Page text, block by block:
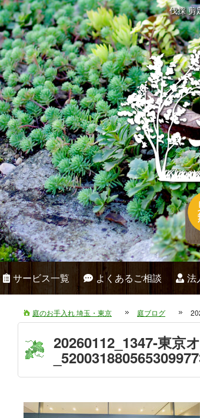
伐採 剪
サービス一覧 よくあるご相談 法
庭のお手入れ 埼玉・東京 庭ブログ
20260112_1347-東京